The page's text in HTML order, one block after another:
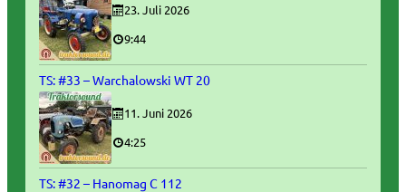
23. Juli 2026
9:44
TS: #33 – Warchalowski WT 20
11. Juni 2026
4:25
TS: #32 – Hanomag C 112